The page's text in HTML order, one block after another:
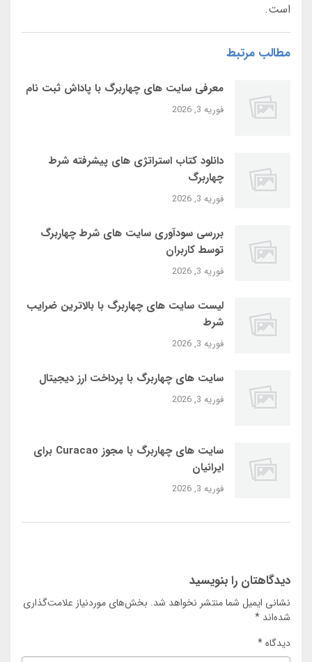
است.
مطالب مرتبط
معرفی سایت‌ های چهاربرگ با پاداش ثبت‌ نام
فوریه 3, 2026
دانلود کتاب استراتژی‌ های پیشرفته شرط
چهاربرگ
فوریه 3, 2026
بررسی سودآوری سایت‌ های شرط چهاربرگ
توسط کاربران
فوریه 3, 2026
لیست سایت‌ های چهاربرگ با بالاترین ضرایب
شرط
فوریه 3, 2026
سایت‌ های چهاربرگ با پرداخت ارز دیجیتال
فوریه 3, 2026
سایت‌ های چهاربرگ با مجوز Curacao برای
ایرانیان
فوریه 3, 2026
دیدگاهتان را بنویسید
نشانی ایمیل شما منتشر نخواهد شد. بخش‌های موردنیاز علامت‌گذاری
شده‌اند *
دیدگاه*